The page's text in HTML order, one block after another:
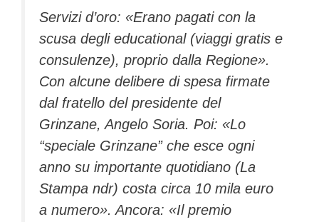
Servizi d’oro: «Erano pagati con la
scusa degli educational (viaggi gratis e
consulenze), proprio dalla Regione».
Con alcune delibere di spesa firmate
dal fratello del presidente del
Grinzane, Angelo Soria. Poi: «Lo
“speciale Grinzane” che esce ogni
anno su importante quotidiano (La
Stampa ndr) costa circa 10 mila euro
a numero». Ancora: «Il premio